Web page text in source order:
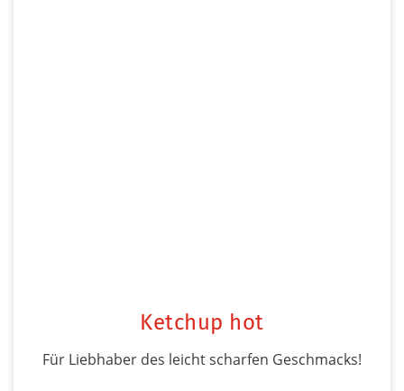
Ketchup hot
Für Liebhaber des leicht scharfen Geschmacks!